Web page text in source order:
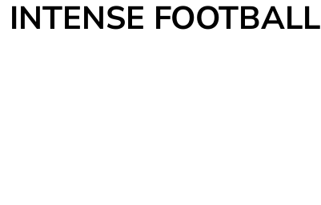
INTENSE FOOTBALL
Login